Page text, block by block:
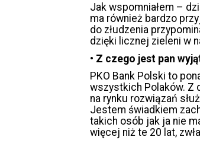
Jak wspomniałem –
ma również bardzo
do złudzenia
dzięki licznej zieleni w
• Z czego jest pan
PKO Bank Polski to
wszystkich Polaków. Z
na rynku rozwiązań
Jestem świadkiem
takich osób jak ja nie
więcej niż te 20 lat,